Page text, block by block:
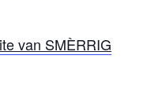
van SMÈRRIG